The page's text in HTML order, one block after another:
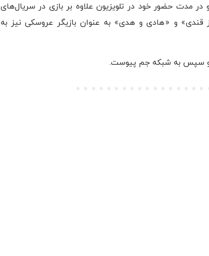
مدت حضور خود در تلویزیون علاوه بر بازی در سریال‌های
قندی» و «هادی و هدی» به عنوان بازیگر عروسکی نیز به